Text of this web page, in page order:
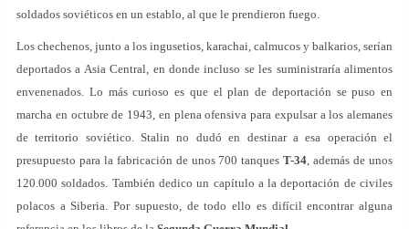
soldados soviéticos en un establo, al que le prendieron fuego.
Los chechenos, junto a los ingusetios, karachai, calmucos y balkarios, serían
deportados a Asia Central, en donde incluso se les suministraría alimentos
envenenados. Lo más curioso es que el plan de deportación se puso en
marcha en octubre de 1943, en plena ofensiva para expulsar a los alemanes
de territorio soviético. Stalin no dudó en destinar a esa operación el
presupuesto para la fabricación de unos 700 tanquesT-34, además de unos
120.000 soldados. También dedico un capítulo a la deportación de civiles
polacos a Siberia. Por supuesto, de todo ello es difícil encontrar alguna